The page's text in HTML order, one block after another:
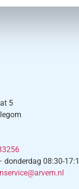
5
donderdag 08:30-